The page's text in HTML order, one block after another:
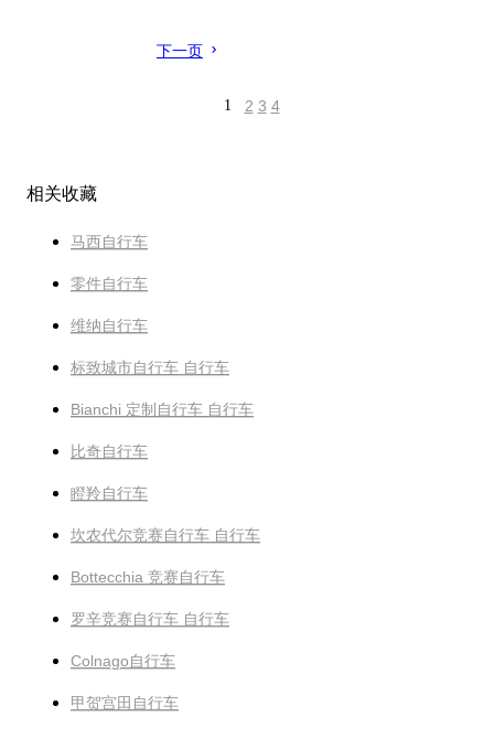
下一页
1 2 3 4
相关收藏
马西自行车
零件自行车
维纳自行车
标致城市自行车 自行车
Bianchi 定制自行车 自行车
比奇自行车
瞪羚自行车
坎农代尔竞赛自行车 自行车
Bottecchia 竞赛自行车
罗辛竞赛自行车 自行车
Colnago自行车
甲贺宫田自行车